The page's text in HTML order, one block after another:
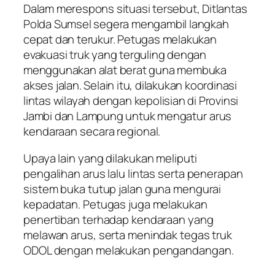
Dalam merespons situasi tersebut, Ditlantas
Polda Sumsel segera mengambil langkah
cepat dan terukur. Petugas melakukan
evakuasi truk yang terguling dengan
menggunakan alat berat guna membuka
akses jalan. Selain itu, dilakukan koordinasi
lintas wilayah dengan kepolisian di Provinsi
Jambi dan Lampung untuk mengatur arus
kendaraan secara regional.
Upaya lain yang dilakukan meliputi
pengalihan arus lalu lintas serta penerapan
sistem buka tutup jalan guna mengurai
kepadatan. Petugas juga melakukan
penertiban terhadap kendaraan yang
melawan arus, serta menindak tegas truk
ODOL dengan melakukan pengandangan.